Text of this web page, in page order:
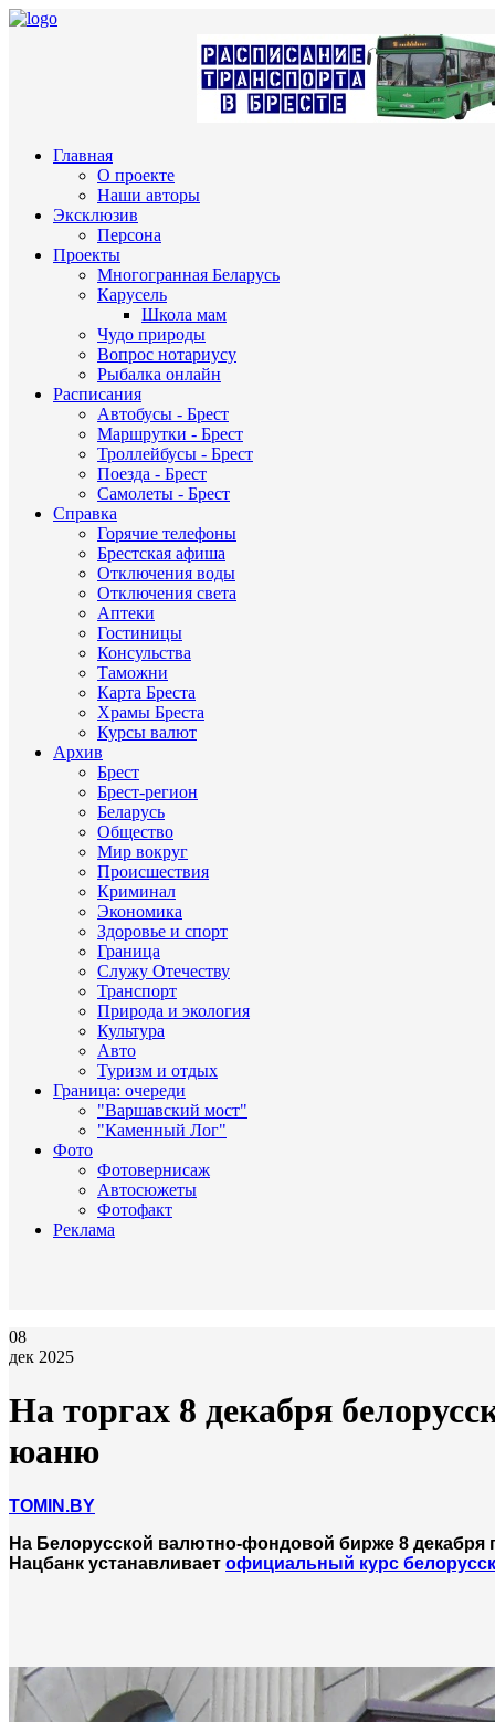
Главная
О проекте
Наши авторы
Эксклюзив
Персона
Проекты
Многогранная Беларусь
Карусель
Школа мам
Чудо природы
Вопрос нотариусу
Рыбалка онлайн
Расписания
Автобусы - Брест
Маршрутки - Брест
Троллейбусы - Брест
Поезда - Брест
Самолеты - Брест
Справка
Горячие телефоны
Брестская афиша
Отключения воды
Отключения света
Аптеки
Гостиницы
Консульства
Таможни
Карта Бреста
Храмы Бреста
Курсы валют
Архив
Брест
Брест-регион
Беларусь
Общество
Мир вокруг
Происшествия
Криминал
Экономика
Здоровье и спорт
Граница
Служу Отечеству
Транспорт
Природа и экология
Культура
Авто
Туризм и отдых
Граница: очереди
"Варшавский мост"
"Каменный Лог"
Фото
Фотовернисаж
Автосюжеты
Фотофакт
Реклама
08
дек 2025
На торгах 8 декабря
юаню
TOMIN.BY
На Белорусской валютно-фондовой бирже 8
Нацбанк устанавливает официальный курс